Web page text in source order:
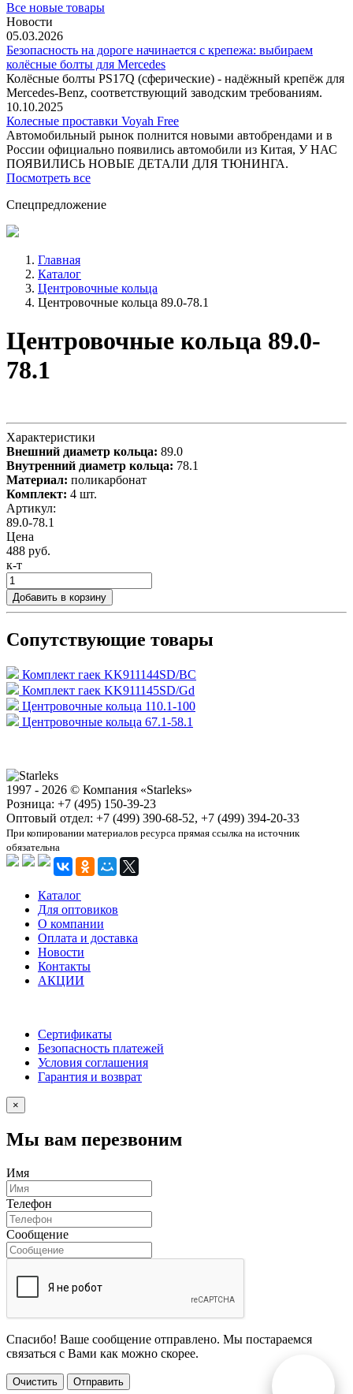
Все новые товары
Новости
05.03.2026
Безопасность на дороге начинается с крепежа: выбираем
колёсные болты для Mercedes
Колёсные болты PS17Q (сферические) - надёжный крепёж для
Mercedes‑Benz, соответствующий заводским требованиям.
10.10.2025
Колесные проставки Voyah Free
Автомобильный рынок полнится новыми автобрендами и в
России официально появились автомобили из Китая, У НАС
ПОЯВИЛИСЬ НОВЫЕ ДЕТАЛИ ДЛЯ ТЮНИНГА.
Посмотреть все
Спецпредложение
Главная
Каталог
Центровочные кольца
Центровочные кольца 89.0-78.1
Центровочные кольца 89.0-
78.1
Характеристики
Внешний диаметр кольца: 89.0
Внутренний диаметр кольца: 78.1
Материал: поликарбонат
Комплект: 4 шт.
Артикул:
89.0-78.1
Цена
488 руб.
к-т
Добавить в корзину
Сопутствующие товары
Комплект гаек KK911144SD/BC
Комплект гаек KK911145SD/Gd
Центровочные кольца 110.1-100
Центровочные кольца 67.1-58.1
1997 - 2026 © Компания «Starleks»
Розница: +7 (495) 150-39-23
Оптовый отдел: +7 (499) 390-68-52, +7 (499) 394-20-33
При копировании материалов ресурса прямая ссылка на источник
обязательна
Каталог
Для оптовиков
О компании
Оплата и доставка
Новости
Контакты
АКЦИИ
Сертификаты
Безопасность платежей
Условия соглашения
Гарантия и возврат
×
Мы вам перезвоним
Имя
Телефон
Сообщение
Спасибо! Ваше сообщение отправлено. Мы постараемся
связаться с Вами как можно скорее.
Очистить Отправить